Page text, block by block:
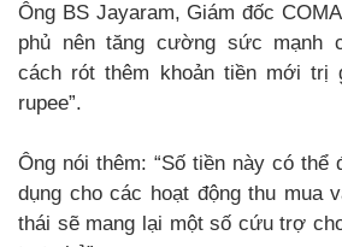
Ông BS Jayaram, Giám đốc
phủ nên tăng cường sức mạnh
cách rót thêm khoản tiền mới trị
rupee”.
Ông nói thêm: “Số tiền này có
dụng cho các hoạt động thu mua
thái sẽ mang lại một số cứu trợ